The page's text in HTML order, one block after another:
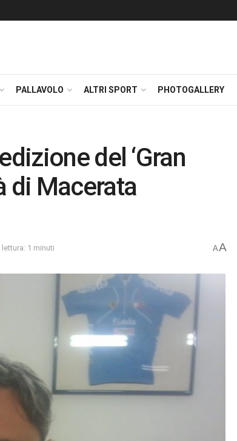
PALLAVOLO ALTRI SPORT PHOTOGALLERY
del ‘Gran
di Macerata
1 minuti AA